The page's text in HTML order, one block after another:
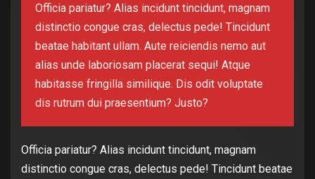
Officia pariatur? Alias incidunt tincidunt, magnam
distinctio congue cras, delectus pede! Tincidunt
beatae habitant ullam. Aute reiciendis nemo aut
alias unde laboriosam placerat sequi! Atque
habitasse fringilla similique. Dis odit voluptate
dis rutrum dui praesentium? Justo?
Officia pariatur? Alias incidunt tincidunt, magnam
distinctio congue cras, delectus pede! Tincidunt beatae